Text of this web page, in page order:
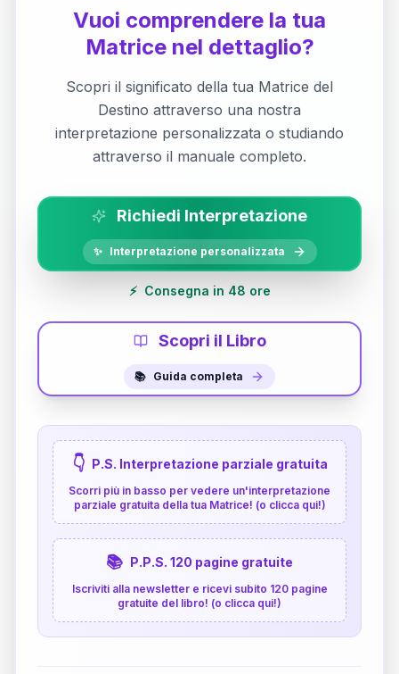
Vuoi comprendere la tua
Matrice nel dettaglio?
Scopri il significato della tua Matrice del
Destino attraverso una nostra
interpretazione personalizzata o studiando
attraverso il manuale completo.
Richiedi Interpretazione
✨ Interpretazione personalizzata
⚡ Consegna in 48 ore
Scopri il Libro
📚 Guida completa
👇 P.S. Interpretazione parziale gratuita
Scorri più in basso per vedere un'interpretazione
parziale gratuita della tua Matrice! (o clicca qui!)
📚 P.P.S. 120 pagine gratuite
Iscriviti alla newsletter e ricevi subito 120 pagine
gratuite del libro! (o clicca qui!)